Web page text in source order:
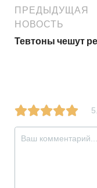
ПРЕДЫДУЩАЯ
НОВОСТЬ
Тевтоны чешут